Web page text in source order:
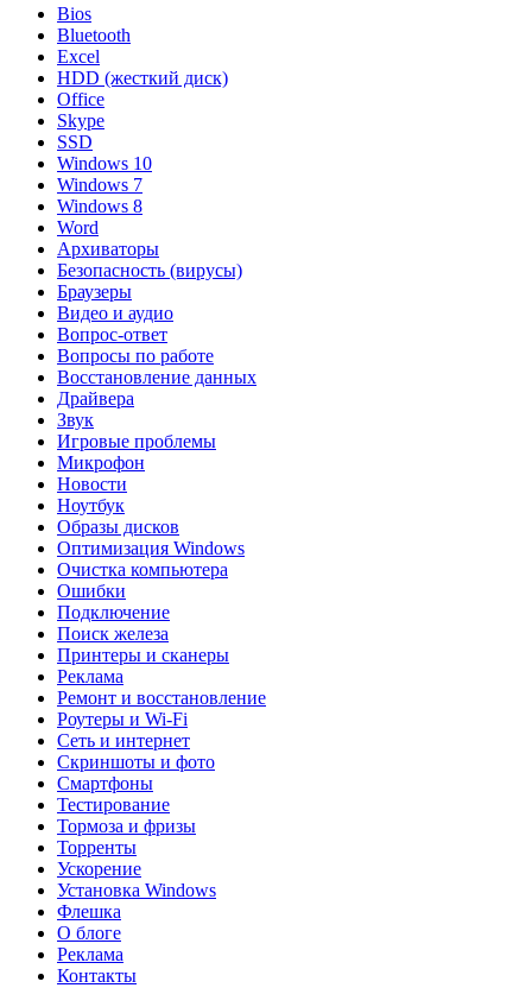
Bios
Bluetooth
Excel
HDD (жесткий диск)
Office
Skype
SSD
Windows 10
Windows 7
Windows 8
Word
Архиваторы
Безопасность (вирусы)
Браузеры
Видео и аудио
Вопрос-ответ
Вопросы по работе
Восстановление данных
Драйвера
Звук
Игровые проблемы
Микрофон
Новости
Ноутбук
Образы дисков
Оптимизация Windows
Очистка компьютера
Ошибки
Подключение
Поиск железа
Принтеры и сканеры
Реклама
Ремонт и восстановление
Роутеры и Wi-Fi
Сеть и интернет
Скриншоты и фото
Смартфоны
Тестирование
Тормоза и фризы
Торренты
Ускорение
Установка Windows
Флешка
О блоге
Реклама
Контакты